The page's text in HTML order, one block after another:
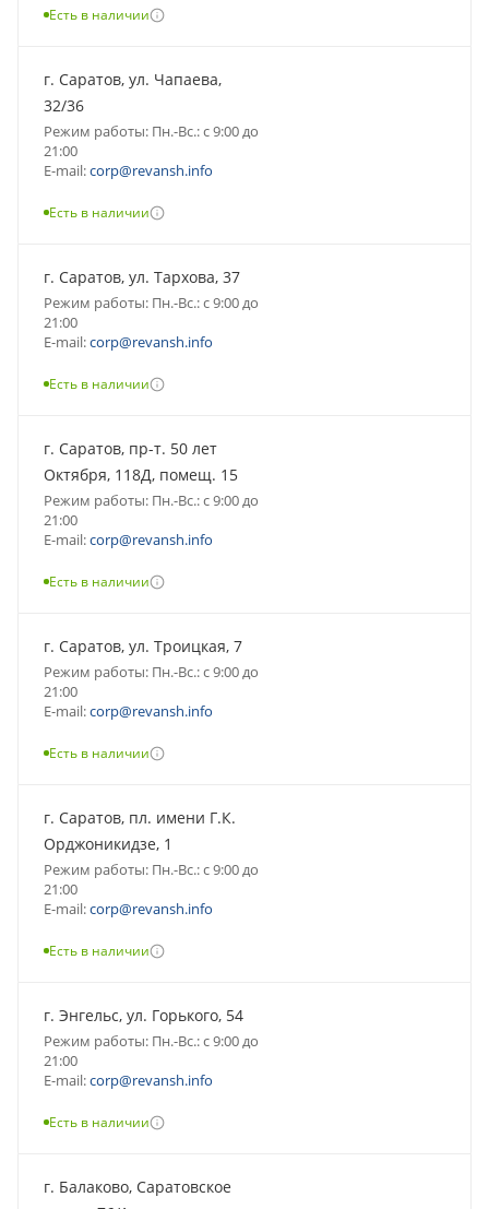
Есть в наличии
г. Саратов, ул. Чапаева,
32/36
Режим работы: Пн.-Вс.: с 9:00 до
21:00
E-mail:corp@revansh.info
Есть в наличии
г. Саратов, ул. Тархова, 37
Режим работы: Пн.-Вс.: с 9:00 до
21:00
E-mail:corp@revansh.info
Есть в наличии
г. Саратов, пр-т. 50 лет
Октября, 118Д, помещ. 15
Режим работы: Пн.-Вс.: с 9:00 до
21:00
E-mail:corp@revansh.info
Есть в наличии
г. Саратов, ул. Троицкая, 7
Режим работы: Пн.-Вс.: с 9:00 до
21:00
E-mail:corp@revansh.info
Есть в наличии
г. Саратов, пл. имени Г.К.
Орджоникидзе, 1
Режим работы: Пн.-Вс.: с 9:00 до
21:00
E-mail:corp@revansh.info
Есть в наличии
г. Энгельс, ул. Горького, 54
Режим работы: Пн.-Вс.: с 9:00 до
21:00
E-mail:corp@revansh.info
Есть в наличии
г. Балаково, Саратовское